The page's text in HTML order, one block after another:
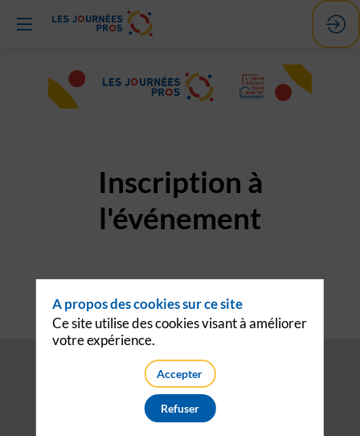
Inscription à
l'événement
Me connecter (avec mon
compte USH)
A propos des cookies sur ce site
Ce site utilise des cookies visant à améliorer
votre expérience.
Accepter
Refuser